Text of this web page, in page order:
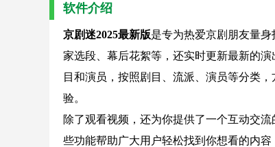
软件介绍
京剧迷2025最新版是专为热爱京剧朋友量
家选段、幕后花絮等，还实时更新最新的
目和演员，按照剧目、流派、演员等分类
验。
除了观看视频，还为你提供了一个互动交
些功能帮助广大用户轻松找到你想看的内